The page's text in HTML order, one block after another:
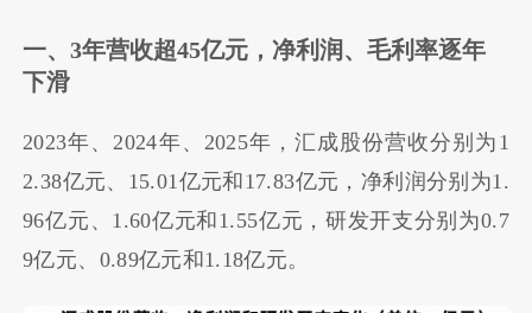
一、3年营收超45亿元，净利润、毛利率逐年
下滑
2023年、2024年、2025年，汇成股份营收分别为 1
2.38亿元、15.01亿元和17.83亿元，净利润分别为1.
96亿元、1.60亿元和1.55亿元，研发开支分别为0.7
9亿元、0.89亿元和1.18亿元。